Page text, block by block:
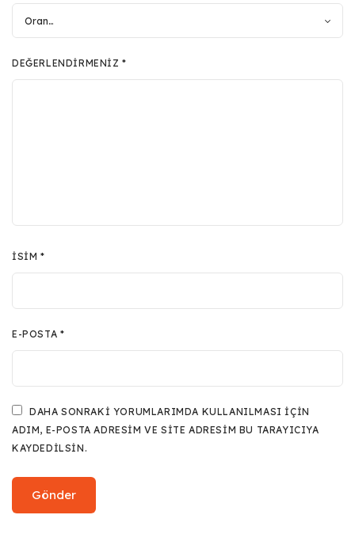
DEĞERLENDIRMENIZ*
İSIM*
E-POSTA *
DAHA SONRAKI YORUMLARIMDA KULLANILMASI IÇIN
ADIM, E-POSTA ADRESIM VE SITE ADRESIM BU TARAYICIYA
KAYDEDILSIN.